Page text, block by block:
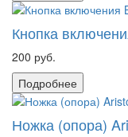
Кнопка
200 руб.
Подробнее
Ножка (опора)